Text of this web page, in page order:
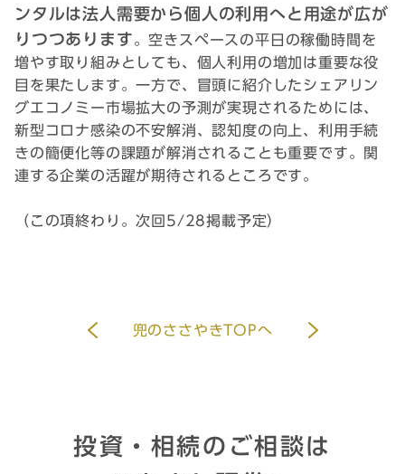
ンタルは法人需要から個人の利用へと用途が広が
りつつあります。空きスペースの平日の稼働時間を
増やす取り組みとしても、個人利用の増加は重要な役
目を果たします。一方で、冒頭に紹介したシェアリン
グエコノミー市場拡大の予測が実現されるためには、
新型コロナ感染の不安解消、認知度の向上、利用手続
きの簡便化等の課題が解消されることも重要です。関
連する企業の活躍が期待されるところです。
（この項終わり。次回5/28掲載予定）
兜のささやきTOPへ
投資・相続のご相談は